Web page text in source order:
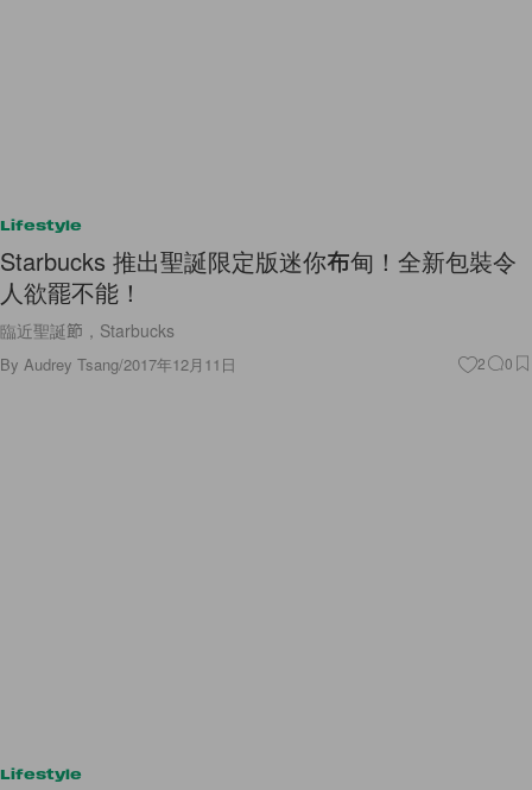
Lifestyle
Starbucks 推出聖誕限定版迷你布甸！全新包裝令
人欲罷不能！
臨近聖誕節，Starbucks
By Audrey Tsang/2017年12月11日 2 0
Lifestyle